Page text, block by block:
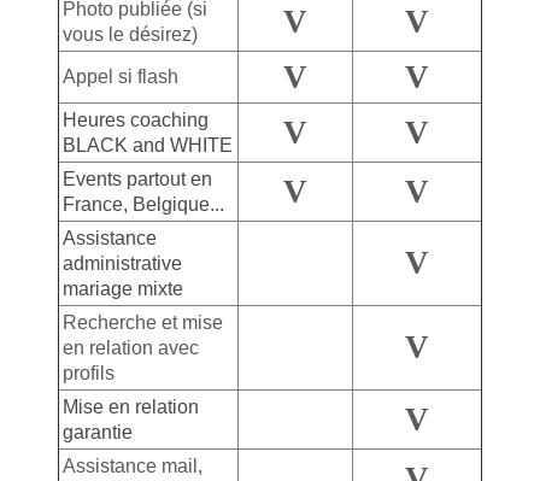
Photo publiée (si
vous le désirez)
V V
Appel si flash V V
Heures coaching
BLACK and WHITE
V V
Events partout en
France, Belgique...
V V
Assistance
administrative
mariage mixte
V
Recherche et mise
en relation avec
profils
V
Mise en relation
garantie
V
Assistance mail,